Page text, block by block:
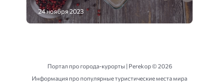
24 ноября 2023
Портал про города-курорты | Perekop ©2026
Информация про популярные туристические места мира